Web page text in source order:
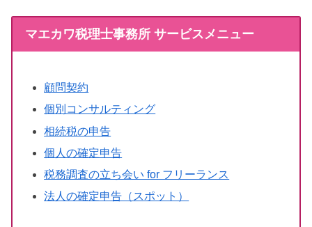
マエカワ税理士事務所 サービスメニュー
顧問契約
個別コンサルティング
相続税の申告
個人の確定申告
税務調査の立ち会い for フリーランス
法人の確定申告（スポット）